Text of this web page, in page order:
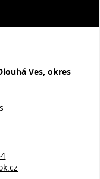
Ves, okres